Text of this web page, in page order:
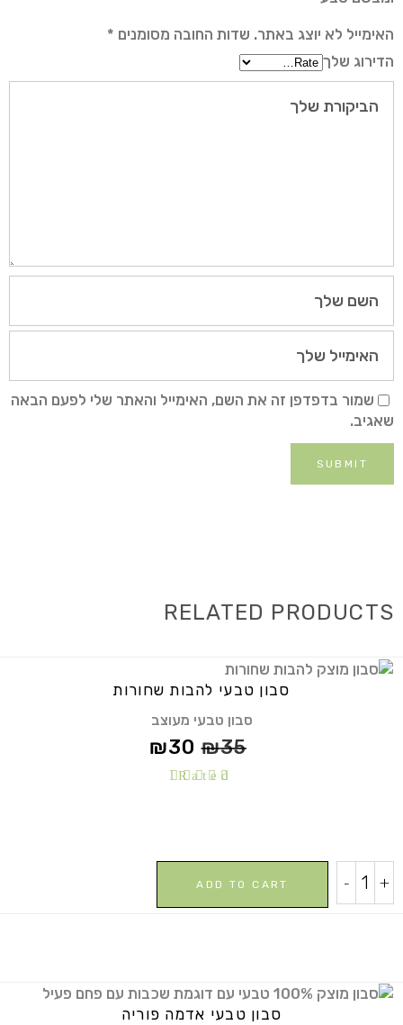
האימייל לא יוצג באתר. שדות החובה מסומנים *
הדירוג שלך
שמור בדפדפן זה את השם, האימייל והאתר שלי לפעם הבאה
שאגיב.
RELATED PRODUCTS
סבון טבעי להבות שחורות
סבון טבעי מעוצב
₪35
₪30
Rated
טבעי
- +
ADD TO CART
סבון טבעי אדמה פוריה